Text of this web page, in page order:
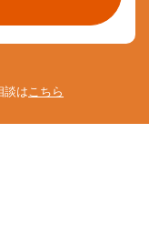
談は こちら